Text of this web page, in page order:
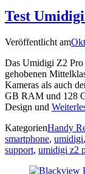
Test
Veröffentlicht am
Das Umidigi Z2 Pro
gehobenen
Kameras als auch
GB RAM und 128
Design und
KategorienHandy
smartphone, umidigi,
support, umidigi z2